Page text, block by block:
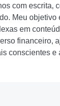
com escrita,
Meu objetivo
em
financeiro,
conscientes e